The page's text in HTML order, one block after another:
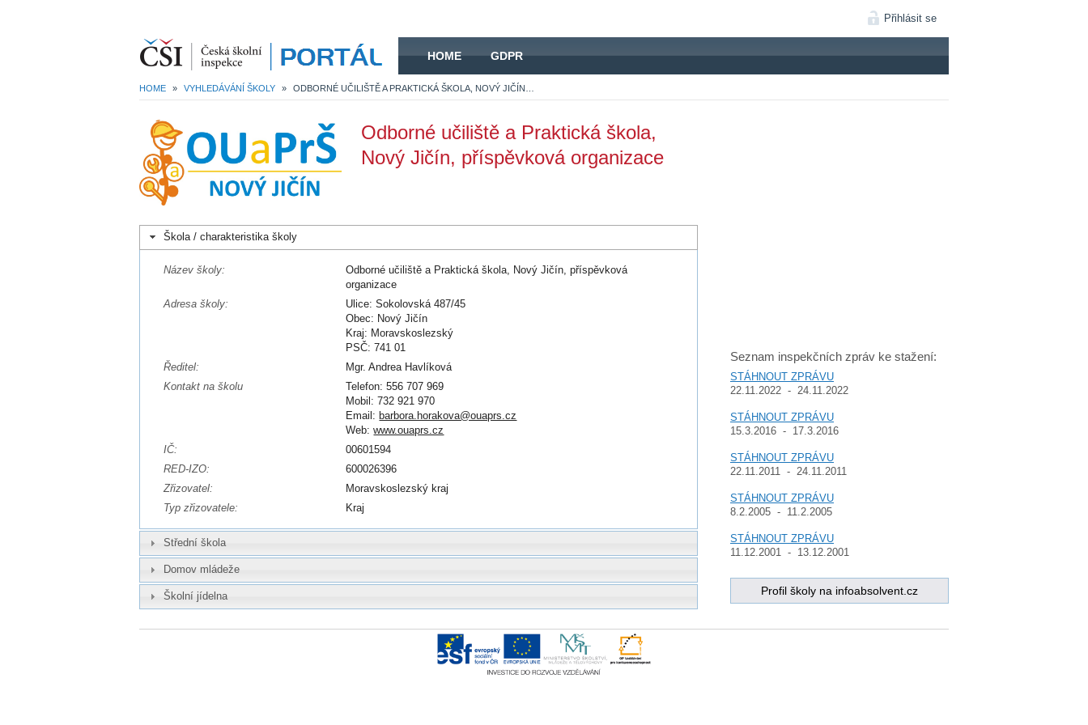
Přihlásit se
HOME GDPR
HOME » VYHLEDÁVÁNÍ ŠKOLY »
Seznam inspekčních zpráv ke stažení:
STÁHNOUT ZPRÁVU
22.11.2022 - 24.11.2022
STÁHNOUT ZPRÁVU
15.3.2016 - 17.3.2016
STÁHNOUT ZPRÁVU
22.11.2011 - 24.11.2011
STÁHNOUT ZPRÁVU
8.2.2005 - 11.2.2005
STÁHNOUT ZPRÁVU
11.12.2001 - 13.12.2001
Profil školy na infoabsolvent.cz
Odborné učiliště a Praktická škola,
Nový Jičín, příspěvková organizace
Škola / charakteristika školy
Název školy:
Odborné učiliště a Praktická škola, Nový Jičín, příspěvková
organizace
Adresa školy:
Ulice: Sokolovská 487/45
Obec: Nový Jičín
Kraj: Moravskoslezský
PSČ: 741 01
Ředitel:
Mgr. Andrea Havlíková
Kontakt na školu
Telefon: 556 707 969
Mobil: 732 921 970
Email: barbora.horakova@ouaprs.cz
Web:www.ouaprs.cz
IČ:
00601594
RED-IZO:
600026396
Zřizovatel:
Moravskoslezský kraj
Typ zřizovatele:
Kraj
Střední škola
Domov mládeže
Školní jídelna